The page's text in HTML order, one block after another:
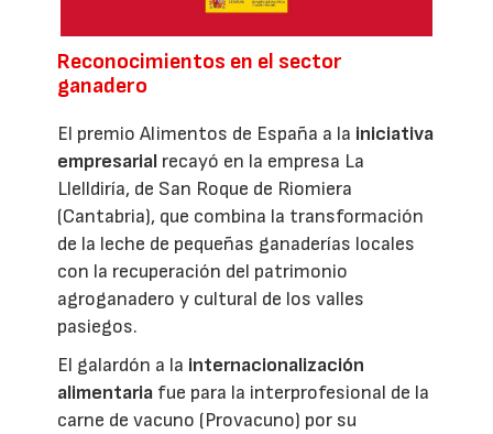
Reconocimientos en el sector
ganadero
El premio Alimentos de España a la iniciativa
empresarial recayó en la empresa La
Llelldiría, de San Roque de Riomiera
(Cantabria), que combina la transformación
de la leche de pequeñas ganaderías locales
con la recuperación del patrimonio
agroganadero y cultural de los valles
pasiegos.
El galardón a la internacionalización
alimentaria fue para la interprofesional de la
carne de vacuno (Provacuno) por su